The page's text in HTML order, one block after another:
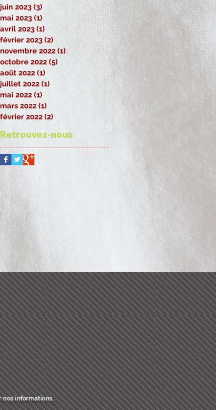
juin 2023 (3) 3 posts
mai 2023 (1) 1 post
avril 2023 (1) 1 post
février 2023 (2) 2 posts
novembre 2022 (1) 1 post
octobre 2022 (5) 5 posts
août 2022 (1)
juillet 2022 (1)
mai 2022 (1)
mars 2022 (1)
février 2022 (2)
Retrouvez-nous
nos informations.